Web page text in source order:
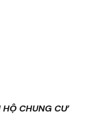
CHUNG CƯ